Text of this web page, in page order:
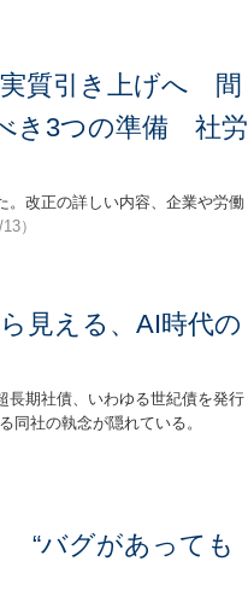
実質引き上げへ 間
き3つの準備 社労
。改正の詳しい内容、企業や労働
）
見える、AI時代の
長期社債、いわゆる世紀債を発行
同社の執念が隠れている。
“バグがあっても